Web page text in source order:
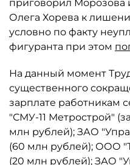
приговорил Морозова
Олега Хорева к
условно по факту
фигуранта при этом
На данный момент
существенного
зарплате работникам
"СМУ-11 Метрострой"
млн рублей); ЗАО
(60 млн рублей); ООО
(20 млн рублей); ЗАО